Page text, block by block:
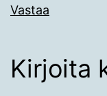
Vastaa
Kirjoita